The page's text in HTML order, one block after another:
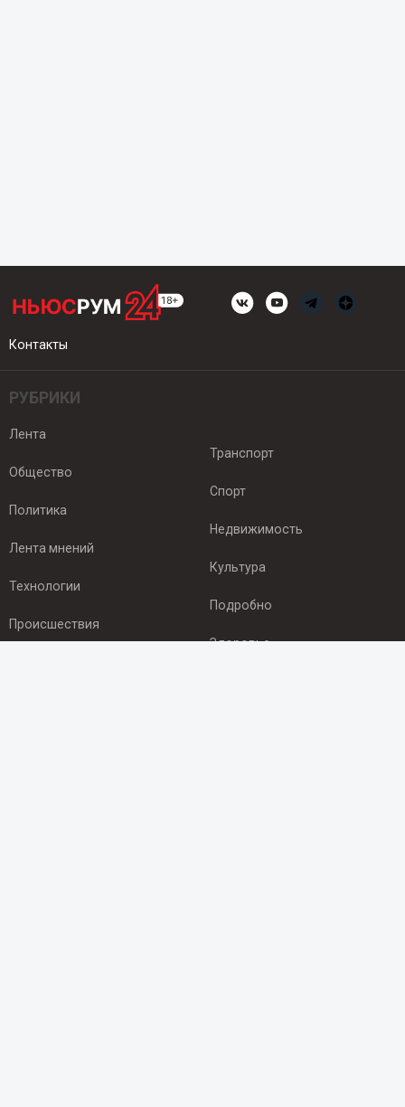
Контакты
РУБРИКИ
Лента
Общество
Политика
Лента мнений
Технологии
Происшествия
Транспорт
Спорт
Недвижимость
Культура
Подробно
Здоровье